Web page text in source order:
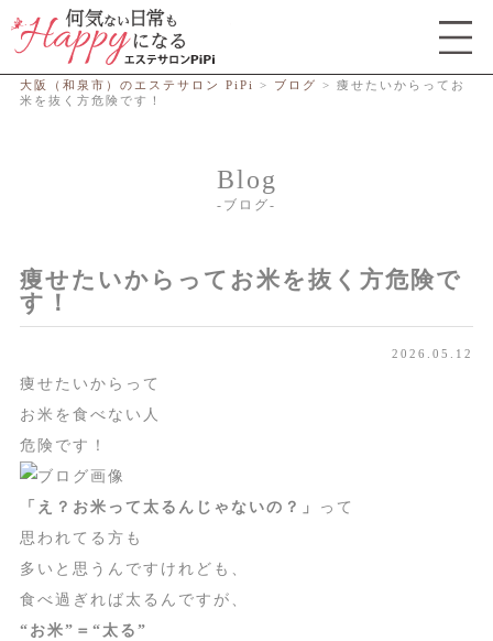
大阪（和泉市）のエステサロン PiPi > ブログ > 痩せたいからってお
米を抜く方危険です！
Blog
ブログ
痩せたいからってお米を抜く方危険で
す！
2026.05.12
痩せたいからって
お米を食べない人
危険です！
「え？お米って太るんじゃないの？」
って
思われてる方も
多いと思うんですけれども、
食べ過ぎれば太るんですが、
“お米”＝“太る”